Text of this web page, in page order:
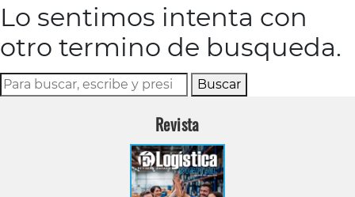
Lo sentimos intenta con
otro termino de busqueda.
Buscar
Revista